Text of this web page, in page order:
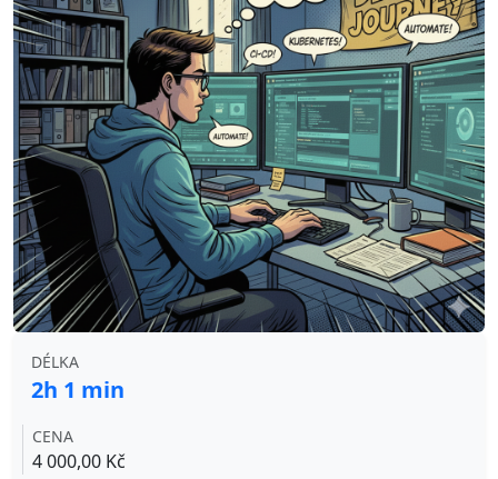
DÉLKA
2h 1 min
CENA
4 000,00 Kč